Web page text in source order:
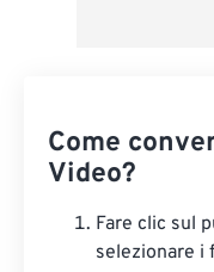
Come
Video?
Fare clic sul
selezionare i